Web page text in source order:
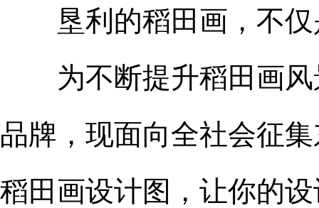
垦利的稻田画，不
为不断提升稻田画风
品牌，现面向全社会征
稻田画设计图，让你的